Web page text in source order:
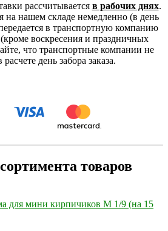
рассчитывается в рабочих днях.
на нашем складе немедленно (в день
в транспортную компанию
воскресения и праздничных
что транспортные компании не
день забора заказа.
товаров